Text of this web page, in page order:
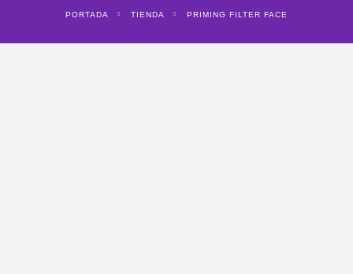
PORTADA TIENDA PRIMING FILTER FACE